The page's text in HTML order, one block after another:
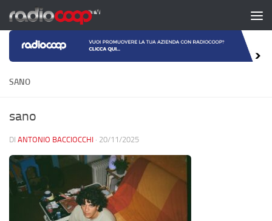
Salta al contenuto
SANO
sano
DI ANTONIO BACCIOCCHI · 20/11/2025